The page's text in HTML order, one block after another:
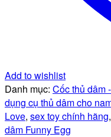
Add to wishlist
Danh mục: Cốc thủ dâm
dụng cụ thủ dâm cho
Love, sex toy chính hãng,
dâm Funny Egg